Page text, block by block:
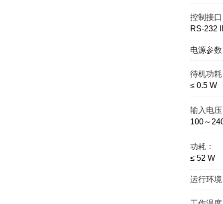
控制接
RS-232
电源参数
待机功
≤ 0.5 W
输入电
100～
功耗：
≤ 52 W
运行环境